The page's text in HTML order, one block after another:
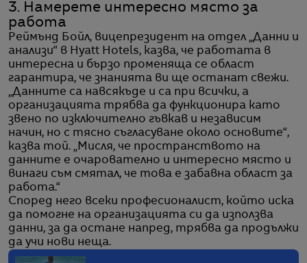
3. Намерете интересно място за
работа
Реймънд Бойл, вицепрезидент на отдел „Данни и
анализи“ в Hyatt Hotels, казва, че работата в
интересна и бързо променяща се област
гарантира, че знанията ви ще останат свежи.
„Данните са навсякъде и са при всички, а
организацията трябва да функционира като
звено по изключително гъвкав и независим
начин, но с тясно съгласуване около основите“,
казва той. „Мисля, че пространството на
данните е очарователно и интересно място и
винаги съм смятал, че това е забавна област за
работа.“
Според него всеки професионалист, който иска
да помогне на организацията си да използва
данни, за да остане напред, трябва да продължи
да учи нови неща.